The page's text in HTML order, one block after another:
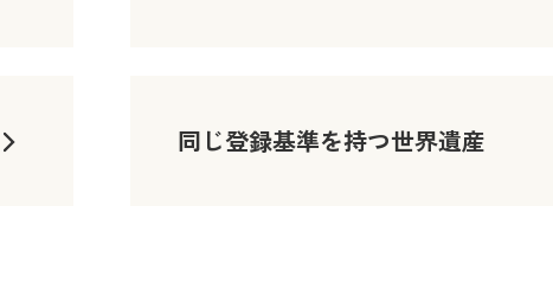
同じ登録基準を持つ世界遺産